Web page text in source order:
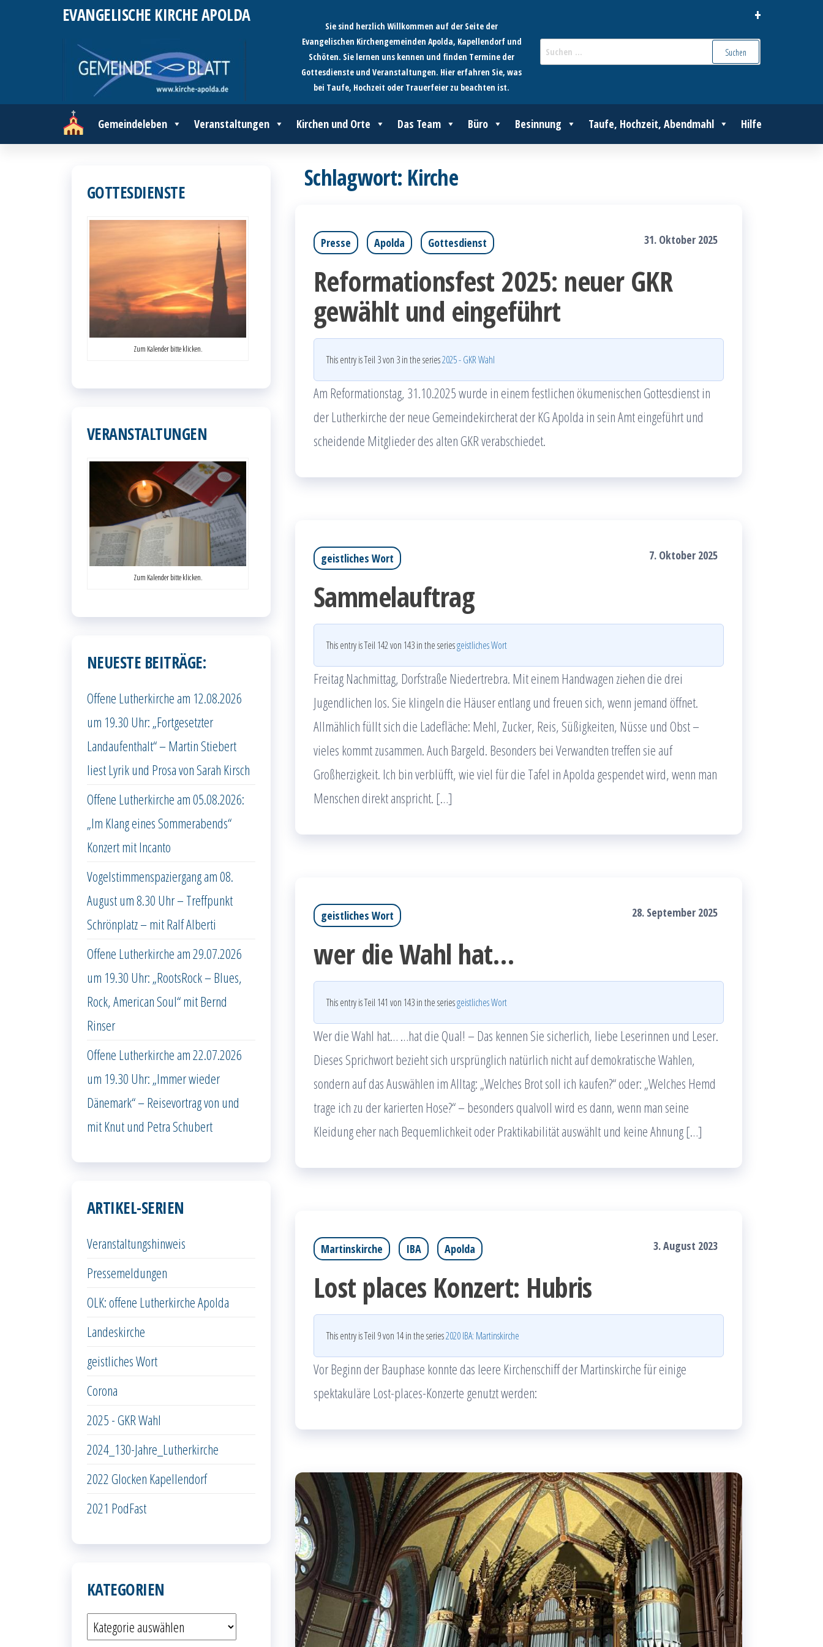
EVANGELISCHE KIRCHE APOLDA
Sie sind herzlich Willkommen auf der Seite der
Evangelischen Kirchengemeinden Apolda, Kapellendorf und
Schöten. Sie lernen uns kennen und finden Termine der
Gottesdienste und Veranstaltungen. Hier erfahren Sie, was
bei Taufe, Hochzeit oder Trauerfeier zu beachten ist.
+
nach:
Gemeindeleben Veranstaltungen Kirchen und Orte Das Team Büro Besinnung Taufe, Hochzeit, Abendmahl Hilfe
Schlagwort: Kirche
Presse Apolda Gottesdienst 31. Oktober 2025
Reformationsfest 2025: neuer GKR
gewählt und eingeführt
This entry is Teil 3 von 3 in the series2025 - GKR Wahl
Am Reformationstag, 31.10.2025 wurde in einem festlichen ökumenischen Gottesdienst in
der Lutherkirche der neue Gemeindekircherat der KG Apolda in sein Amt eingeführt und
scheidende Mitglieder des alten GKR verabschiedet.
geistliches Wort 7. Oktober 2025
Sammelauftrag
This entry is Teil 142 von 143 in the seriesgeistliches Wort
Freitag Nachmittag, Dorfstraße Niedertrebra. Mit einem Handwagen ziehen die drei
Jugendlichen los. Sie klingeln die Häuser entlang und freuen sich, wenn jemand öffnet.
Allmählich füllt sich die Ladefläche: Mehl, Zucker, Reis, Süßigkeiten, Nüsse und Obst –
vieles kommt zusammen. Auch Bargeld. Besonders bei Verwandten treffen sie auf
Großherzigkeit. Ich bin verblüfft, wie viel für die Tafel in Apolda gespendet wird, wenn man
Menschen direkt anspricht. […]
geistliches Wort 28. September 2025
wer die Wahl hat…
This entry is Teil 141 von 143 in the seriesgeistliches Wort
Wer die Wahl hat… …hat die Qual! – Das kennen Sie sicherlich, liebe Leserinnen und Leser.
Dieses Sprichwort bezieht sich ursprünglich natürlich nicht auf demokratische Wahlen,
sondern auf das Auswählen im Alltag: „Welches Brot soll ich kaufen?“ oder: „Welches Hemd
trage ich zu der karierten Hose?“ – besonders qualvoll wird es dann, wenn man seine
Kleidung eher nach Bequemlichkeit oder Praktikabilität auswählt und keine Ahnung […]
Martinskirche IBA Apolda 3. August 2023
Lost places Konzert: Hubris
This entry is Teil 9 von 14 in the series2020 IBA: Martinskirche
Vor Beginn der Bauphase konnte das leere Kirchenschiff der Martinskirche für einige
spektakuläre Lost-places-Konzerte genutzt werden:
GOTTESDIENSTE
Zum Kalender bitte klicken.
VERANSTALTUNGEN
Zum Kalender bitte klicken.
NEUESTE BEITRÄGE:
Offene Lutherkirche am 12.08.2026
um 19.30 Uhr: „Fortgesetzter
Landaufenthalt“ – Martin Stiebert
liest Lyrik und Prosa von Sarah Kirsch
Offene Lutherkirche am 05.08.2026:
„Im Klang eines Sommerabends“
Konzert mit Incanto
Vogelstimmenspaziergang am 08.
August um 8.30 Uhr – Treffpunkt
Schrönplatz – mit Ralf Alberti
Offene Lutherkirche am 29.07.2026
um 19.30 Uhr: „RootsRock – Blues,
Rock, American Soul“ mit Bernd
Rinser
Offene Lutherkirche am 22.07.2026
um 19.30 Uhr: „Immer wieder
Dänemark“ – Reisevortrag von und
mit Knut und Petra Schubert
ARTIKEL-SERIEN
Veranstaltungshinweis
Pressemeldungen
OLK: offene Lutherkirche Apolda
Landeskirche
geistliches Wort
Corona
2025 - GKR Wahl
2024_130-Jahre_Lutherkirche
2022 Glocken Kapellendorf
2021 PodFast
KATEGORIEN
Kategorien